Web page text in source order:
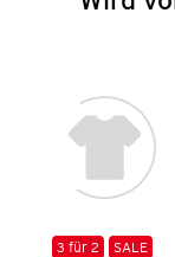
3 für 2
SALE